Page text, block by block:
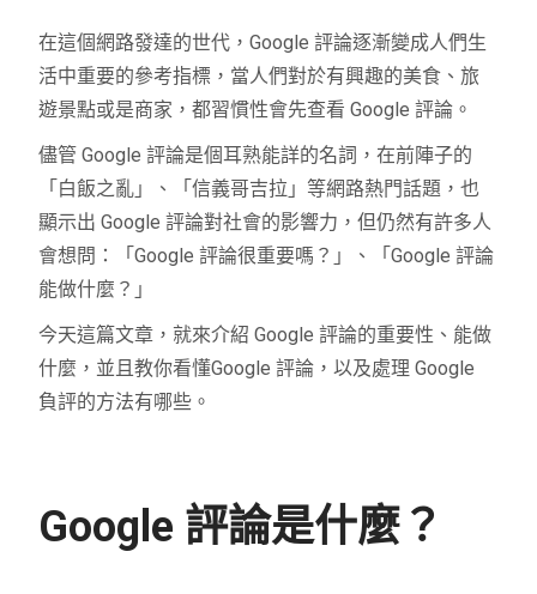
在這個網路發達的世代，Google 評論逐漸變成人們生
活中重要的參考指標，當人們對於有興趣的美食、旅
遊景點或是商家，都習慣性會先查看 Google 評論。
儘管 Google 評論是個耳熟能詳的名詞，在前陣子的
「白飯之亂」、「信義哥吉拉」等網路熱門話題，也
顯示出 Google 評論對社會的影響力，但仍然有許多人
會想問：「Google 評論很重要嗎？」、「Google 評論
能做什麼？」
今天這篇文章，就來介紹 Google 評論的重要性、能做
什麼，並且教你看懂Google 評論，以及處理 Google
負評的方法有哪些。
Google 評論是什麼？